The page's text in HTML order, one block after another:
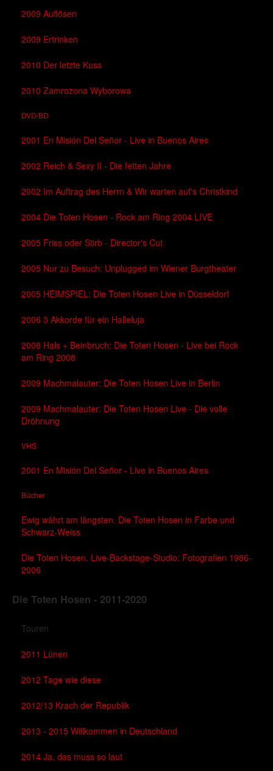
2009 Auflösen
2009 Ertrinken
2010 Der letzte Kuss
2010 Zamrozona Wyborowa
DVD/BD
2001 En Misión Del Señor - Live in Buenos Aires
2002 Reich & Sexy II - Die fetten Jahre
2002 Im Auftrag des Herrn & Wir warten auf's Christkind
2004 Die Toten Hosen - Rock am Ring 2004 LIVE
2005 Friss oder Stirb - Director's Cut
2005 Nur zu Besuch: Unplugged im Wiener Burgtheater
2005 HEIMSPIEL: Die Toten Hosen Live in Düsseldorf
2006 3 Akkorde für ein Halleluja
2008 Hals + Beinbruch: Die Toten Hosen - Live bei Rock
am Ring 2008
2009 Machmalauter: Die Toten Hosen Live in Berlin
2009 Machmalauter: Die Toten Hosen Live - Die volle
Dröhnung
VHS
2001 En Misión Del Señor - Live in Buenos Aires
Bücher
Ewig währt am längsten. Die Toten Hosen in Farbe und
Schwarz-Weiss
Die Toten Hosen. Live-Backstage-Studio: Fotografien 1986-
2006
Die Toten Hosen - 2011-2020
Touren
2011 Lünen
2012 Tage wie diese
2012/13 Krach der Republik
2013 - 2015 Willkommen in Deutschland
2014 Ja, das muss so laut